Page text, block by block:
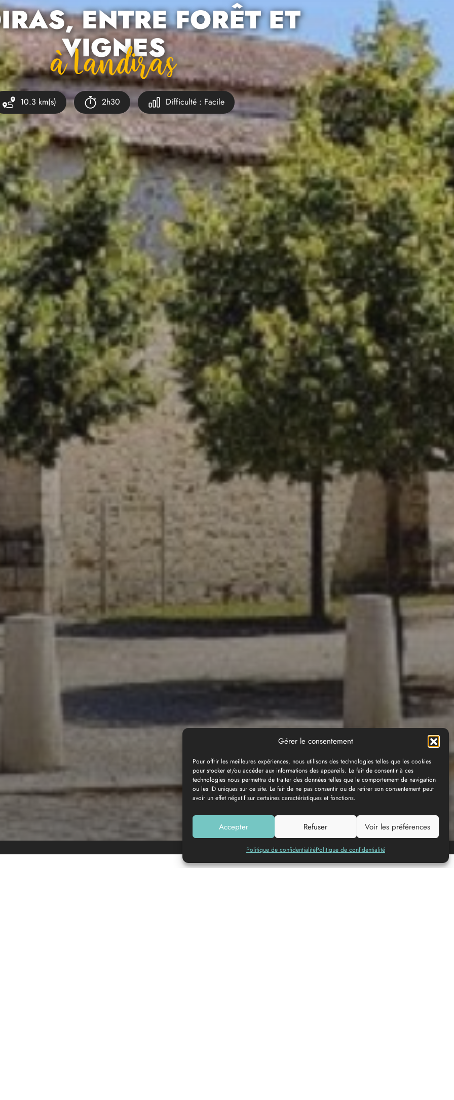
Gérer le consentement
Pour offrir les meilleures expériences, nous utilisons des technologies telles que les cookies
pour stocker et/ou accéder aux informations des appareils. Le fait de consentir à ces
technologies nous permettra de traiter des données telles que le comportement de navigation
ou les ID uniques sur ce site. Le fait de ne pas consentir ou de retirer son consentement peut
avoir un effet négatif sur certaines caractéristiques et fonctions.
Accepter Refuser Voir les préférences
Politique de confidentialitéPolitique de confidentialité
Galerie photos
ENTRE FORÊT ET
VIGNES
À Landiras
10.3 km(s) 2h30 Difficulté : Facile
Ajouter à ma liste